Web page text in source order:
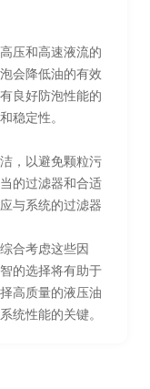
压和高速液流的
会降低油的有效
良好防泡性能的
稳定性。
，以避免颗粒污
的过滤器和合适
与系统的过滤器
合考虑这些因
的选择将有助于
高质量的液压油
统性能的关键。